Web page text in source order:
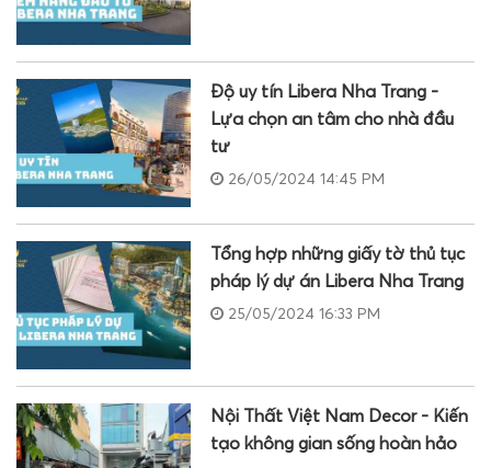
Độ uy tín Libera Nha Trang -
Lựa chọn an tâm cho nhà đầu
tư
26/05/2024 14:45 PM
Tổng hợp những giấy tờ thủ tục
pháp lý dự án Libera Nha Trang
25/05/2024 16:33 PM
Nội Thất Việt Nam Decor - Kiến
tạo không gian sống hoàn hảo